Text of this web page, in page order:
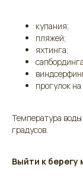
купания;
пляжей;
яхтинга;
прогулок на
Температура
градусов.
Выйти к берегу